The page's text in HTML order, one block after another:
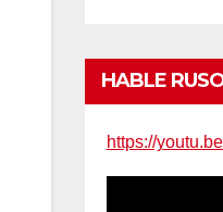
HABLE
https://